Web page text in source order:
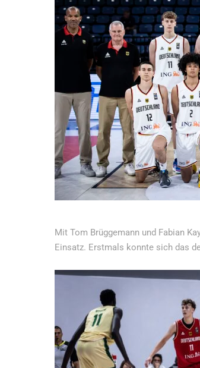
Mit Tom Brüggemann und Fabian
Einsatz. Erstmals konnte sich das